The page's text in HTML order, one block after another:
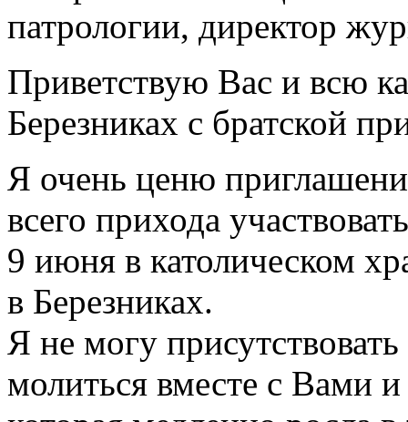
Приветствую Вас и всю
Березниках с братской
Я очень ценю
всего прихода
9 июня в католическом
в Березниках.
Я не могу
молиться вместе с Вами